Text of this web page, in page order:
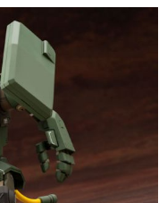
下簡稱本公司）所提供，讓
並由商店將買賣／分期付款
單繳交帳款。
係目的，商店將以您的個人
大進項蒐集、處理及利用，
、核對及更正。
oppay.tw/userRule
費